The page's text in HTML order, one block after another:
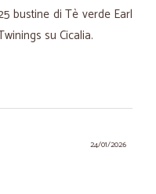
bustine di Tè verde Earl
su Cicalia.
24/01/2026